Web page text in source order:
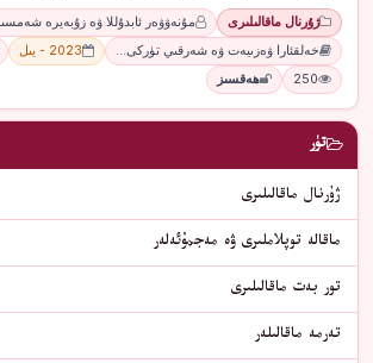
ژۇرنال ماقالىلىرى مۇنەۋۋەر ئابدۇللا ۋە زۇبەيرە
خەلقئارا ۋەزىيەت ۋە شەرقىي تۈركى…
2023 - يىل
250
ھەقسىز
تۈر
ژۇرنال ماقالىلىرى
ماقالە توپلاملىرى ۋە مەجمۇئەلەر
تور بەت ماقالىلىرى
تەرمە ماقالىلەر